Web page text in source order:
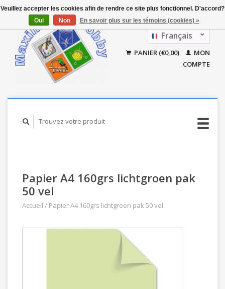
Français
Nederlands
PANIER (€0,00)
MON
COMPTE
Papier A4 160grs lichtgroen pak
50 vel
Accueil / Papier A4 160grs lichtgroen pak 50 vel
Veuillez accepter les cookies afin de rendre ce site plus fonctionnel. D'accord?
Oui
Non En savoir plus sur les témoins (cookies) »